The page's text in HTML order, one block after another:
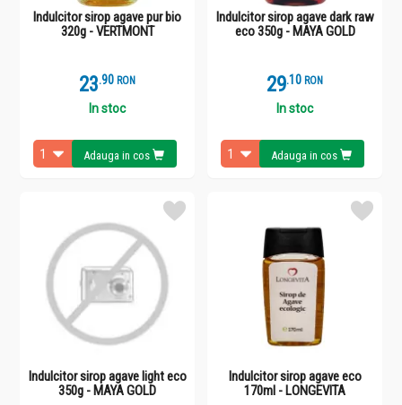
Indulcitor sirop agave pur bio
320g - VERTMONT
23.9 RON
In stoc
Adauga in cos
Indulcitor sirop agave dark raw
eco 350g - MAYA GOLD
29.1 RON
In stoc
Adauga in cos
Indulcitor sirop agave light eco
350g - MAYA GOLD
Indulcitor sirop agave eco
170ml - LONGEVITA